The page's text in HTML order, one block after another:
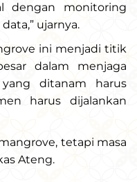
dengan monitoring
ujarnya.
ini menjadi titik
dalam menjaga
ditanam harus
harus dijalankan
tetapi masa
Ateng.